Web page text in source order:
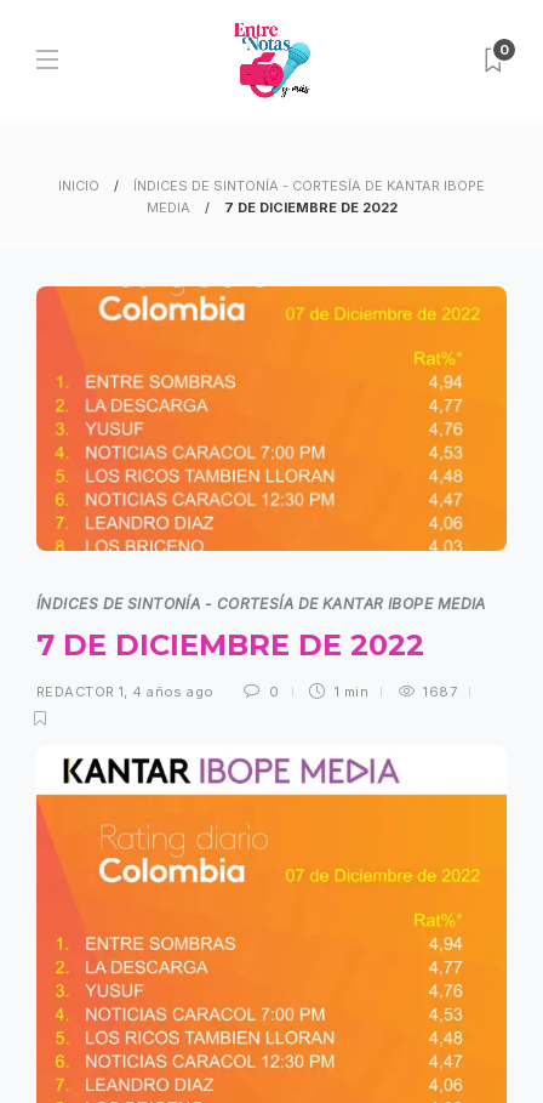
0
INICIO
ÍNDICES DE SINTONÍA - CORTESÍA DE KANTAR IBOPE
MEDIA
7 DE DICIEMBRE DE 2022
ÍNDICES DE SINTONÍA - CORTESÍA DE KANTAR IBOPE MEDIA
7 DE DICIEMBRE DE 2022
REDACTOR 1, 4 años ago 0 1 min 1687